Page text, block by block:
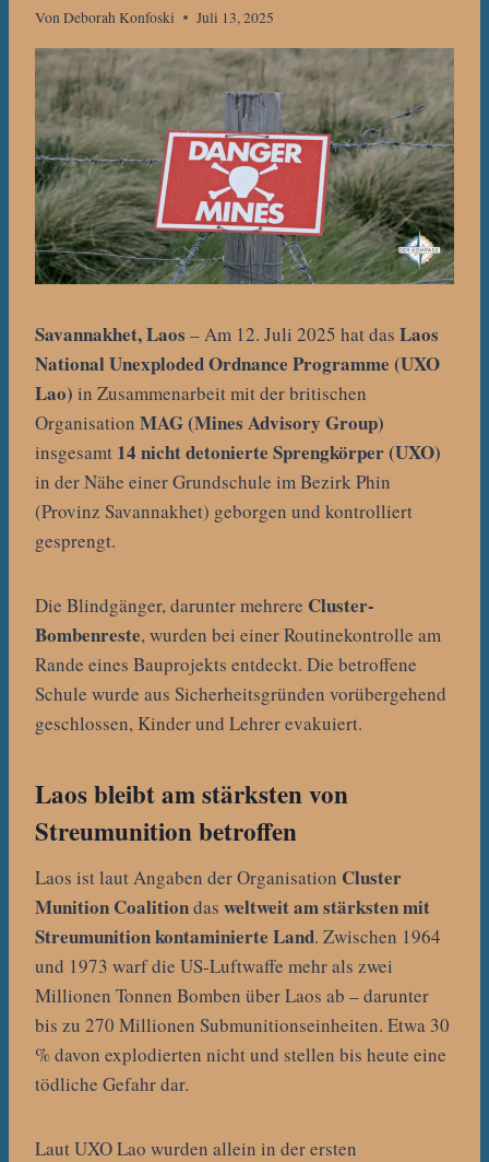
Von Deborah Konfoski Juli 13, 2025
Savannakhet, Laos – Am 12. Juli 2025 hat das Laos
National Unexploded Ordnance Programme (UXO
Lao) in Zusammenarbeit mit der britischen
Organisation MAG (Mines Advisory Group)
insgesamt 14 nicht detonierte Sprengkörper (UXO)
in der Nähe einer Grundschule im Bezirk Phin
(Provinz Savannakhet) geborgen und kontrolliert
gesprengt.
Die Blindgänger, darunter mehrere Cluster-
Bombenreste, wurden bei einer Routinekontrolle am
Rande eines Bauprojekts entdeckt. Die betroffene
Schule wurde aus Sicherheitsgründen vorübergehend
geschlossen, Kinder und Lehrer evakuiert.
Laos bleibt am stärksten von
Streumunition betroffen
Laos ist laut Angaben der Organisation Cluster
Munition Coalitiondas weltweit am stärksten mit
Streumunition kontaminierte Land. Zwischen 1964
und 1973 warf die US-Luftwaffe mehr als zwei
Millionen Tonnen Bomben über Laos ab – darunter
bis zu 270 Millionen Submunitionseinheiten. Etwa 30
% davon explodierten nicht und stellen bis heute eine
tödliche Gefahr dar.
Laut UXO Lao wurden allein in der ersten